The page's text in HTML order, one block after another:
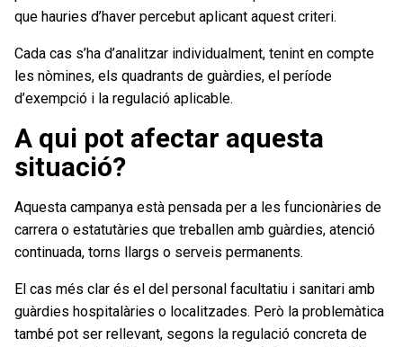
que hauries d’haver percebut aplicant aquest criteri.
Cada cas s’ha d’analitzar individualment, tenint en compte
les nòmines, els quadrants de guàrdies, el període
d’exempció i la regulació aplicable.
A qui pot afectar aquesta
situació?
Aquesta campanya està pensada per a les funcionàries de
carrera o estatutàries que treballen amb guàrdies, atenció
continuada, torns llargs o serveis permanents.
El cas més clar és el del personal facultatiu i sanitari amb
guàrdies hospitalàries o localitzades. Però la problemàtica
també pot ser rellevant, segons la regulació concreta de